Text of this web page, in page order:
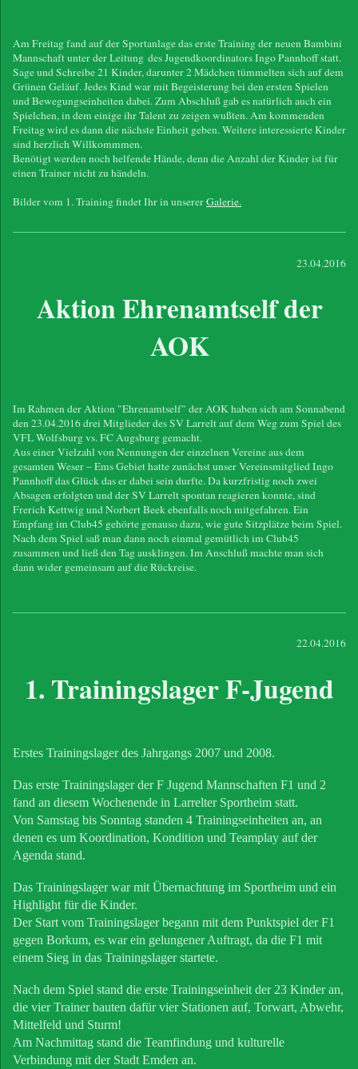
Am Freitag fand auf der Sportanlage das erste Training der neuen Bambini
Mannschaft unter der Leitung des Jugendkoordinators Ingo Pannhoff statt.
Sage und Schreibe 21 Kinder, darunter 2 Mädchen tümmelten sich auf dem
Grünen Geläuf. Jedes Kind war mit Begeisterung bei den ersten Spielen
und Bewegungseinheiten dabei. Zum Abschluß gab es natürlich auch ein
Spielchen, in dem einige ihr Talent zu zeigen wußten. Am kommenden
Freitag wird es dann die nächste Einheit geben. Weitere interessierte Kinder
sind herzlich Willkommmen.
Benötigt werden noch helfende Hände, denn die Anzahl der Kinder ist für
einen Trainer nicht zu händeln.
Bilder vom 1. Training findet Ihr in unsererGalerie.
23.04.2016
Aktion Ehrenamtself der
AOK
Im Rahmen der Aktion "Ehrenamtself" der AOK haben sich am Sonnabend
den 23.04.2016 drei Mitglieder des SV Larrelt auf dem Weg zum Spiel des
VFL Wolfsburg vs. FC Augsburg gemacht.
Aus einer Vielzahl von Nennungen der einzelnen Vereine aus dem
gesamten Weser – Ems Gebiet hatte zunächst unser Vereinsmitglied Ingo
Pannhoff das Glück das er dabei sein durfte. Da kurzfristig noch zwei
Absagen erfolgten und der SV Larrelt spontan reagieren konnte, sind
Frerich Kettwig und Norbert Beek ebenfalls noch mitgefahren. Ein
Empfang im Club45 gehörte genauso dazu, wie gute Sitzplätze beim Spiel.
Nach dem Spiel saß man dann noch einmal gemütlich im Club45
zusammen und ließ den Tag ausklingen. Im Anschluß machte man sich
dann wider gemeinsam auf die Rückreise.
22.04.2016
1. Trainingslager F-Jugend
Erstes Trainingslager des Jahrgangs 2007 und 2008.
Das erste Trainingslager der F Jugend Mannschaften F1 und 2
fand an diesem Wochenende in Larrelter Sportheim statt.
Von Samstag bis Sonntag standen 4 Trainingseinheiten an, an
denen es um Koordination, Kondition und Teamplay auf der
Agenda stand.
Das Trainingslager war mit Übernachtung im Sportheim und ein
Highlight für die Kinder.
Der Start vom Trainingslager begann mit dem Punktspiel der F1
gegen Borkum, es war ein gelungener Auftragt, da die F1 mit
einem Sieg in das Trainingslager startete.
Nach dem Spiel stand die erste Trainingseinheit der 23 Kinder an,
die vier Trainer bauten dafür vier Stationen auf, Torwart, Abwehr,
Mittelfeld und Sturm!
Am Nachmittag stand die Teamfindung und kulturelle
Verbindung mit der Stadt Emden an.